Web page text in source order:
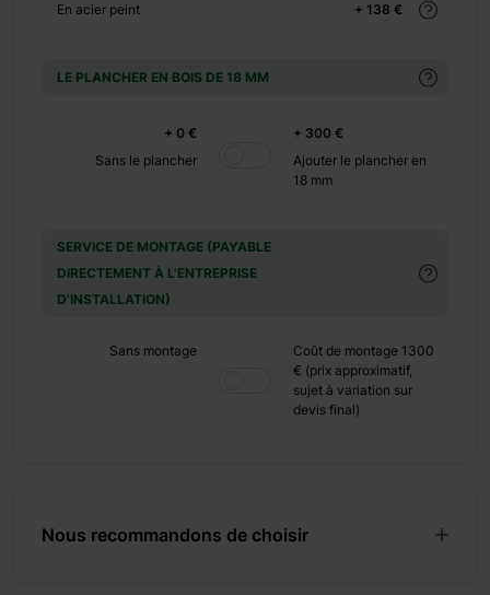
+ 138 €
En acier peint
LE PLANCHER EN BOIS DE 18 MM
+ 0 €
Sans le plancher
+ 300 €
Ajouter le plancher en
18 mm
SERVICE DE MONTAGE (PAYABLE
DIRECTEMENT À L'ENTREPRISE
D'INSTALLATION)
Sans montage
Coût de montage 1300
€ (prix approximatif,
sujet à variation sur
devis final)
Nous recommandons de choisir